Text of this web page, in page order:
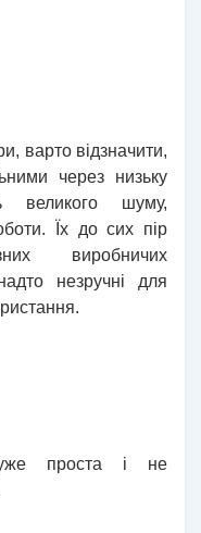
варто відзначити,
через низьку
великого шуму,
Їх до сих пір
виробничих
незручні для
проста і не